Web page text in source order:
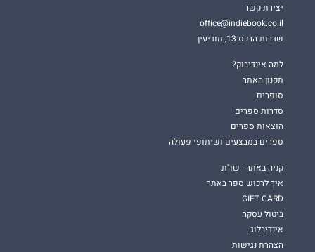
יצירת קשר
office@indiebook.co.il
שדרות הרכס 13, מודיעין
למה אינדיבוק?
תקנון האתר
סופרים
סדרות ספרים
הוצאות ספרים
ספרים במבצעים ושיתופי פעולה
קניה באתר - שו"ת
איך לרכוש ספר באתר
GIFT CARD
ביטול עסקה
אינדיבלוג
הצהרת נגישות